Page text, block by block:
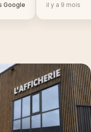
Google il y a 9 mois